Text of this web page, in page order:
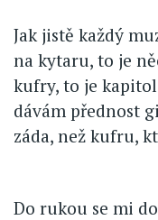
Jak jistě každý
na kytaru, to je
kufry, to je
dávám přednost
záda, než kufru,
Do rukou se mi